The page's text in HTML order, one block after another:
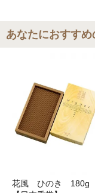
あなたにおすすめ
花風 ひのき 180g